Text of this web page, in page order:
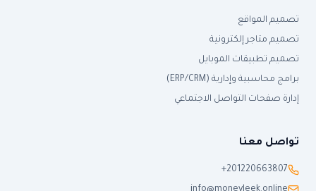
تصميم المواقع
تصميم متاجر إلكترونية
تصميم تطبيقات الموبايل
برامج محاسبية وإدارية (ERP/CRM)
إدارة صفحات التواصل الاجتماعي
تواصل معنا
+201220663807